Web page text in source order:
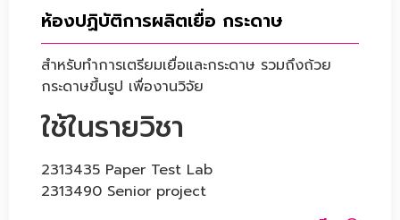
ห้องปฏิบัติการผลิตเยื่อ กระดาษ
สำหรับทำการเตรียมเยื่อและกระดาษ รวมถึงถ้วย
กระดาษขึ้นรูป เพื่องานวิจัย
ใช้ในรายวิชา
2313435 Paper Test Lab
2313490 Senior project